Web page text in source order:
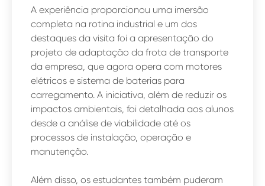
A experiência proporcionou uma imersão
completa na rotina industrial e um dos
destaques da visita foi a apresentação do
projeto de adaptação da frota de transporte
da empresa, que agora opera com motores
elétricos e sistema de baterias para
carregamento. A iniciativa, além de reduzir os
impactos ambientais, foi detalhada aos alunos
desde a análise de viabilidade até os
processos de instalação, operação e
manutenção.
Além disso, os estudantes também puderam